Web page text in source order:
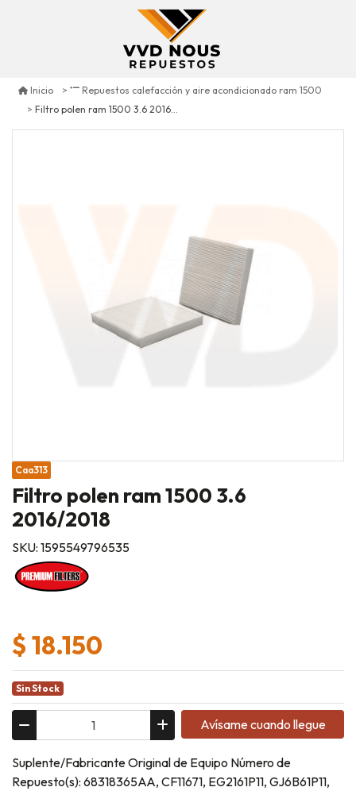
Inicio
Repuestos calefacción y aire acondicionado ram 1500
Filtro polen ram 1500 3.6 2016/2018
Caa313
Filtro polen ram 1500 3.6
2016/2018
SKU: 1595549796535
$ 18.150
Sin Stock
Avísame cuando llegue
Suplente/Fabricante Original de Equipo Número de
Repuesto(s): 68318365AA, CF11671, EG2161P11, GJ6B61P11,